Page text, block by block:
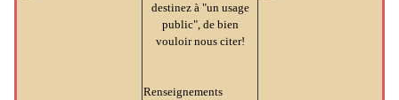
destinez à "un usage
public", de bien
vouloir nous citer!
Renseignements